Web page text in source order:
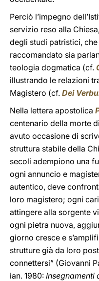
Perciò l’impegno
servizio reso alla
degli studi patristici,
raccomandato sia
teologia dogmatica (cf.
illustrando le relazioni
Magistero (cf. Dei
Nella lettera apostolica
centenario della morte
avuto occasione di
struttura stabile della
secoli adempiono una
ogni annuncio e
autentico, deve
loro magistero; ogni
attingere alla sorgente
ogni pietra nuova,
giorno cresce e
strutture già da loro
connettersi” (Giovanni
ian. 1980: Insegnamenti